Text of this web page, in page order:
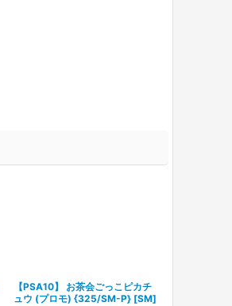
【PSA10】 お茶会ごっこピカチ
ュウ (プロモ) {325/SM-P} [SM]